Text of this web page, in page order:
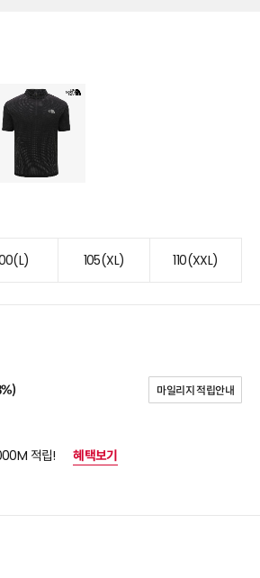
105(XL) 110(XXL)
마일리지 적립안내
적립!
혜택보기